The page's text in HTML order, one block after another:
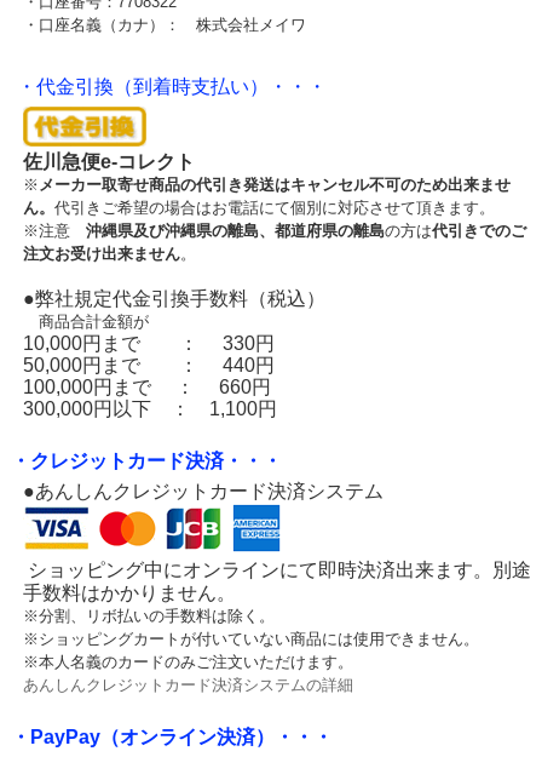
・口座名義（カナ）： 株式会社メイワ
・代金引換（到着時支払い）・・・
佐川急便e-コレクト
※ メーカー取寄せ商品の代引き発送はキャンセル不可のため出来ませ
ん。 代引きご希望の場合はお電話にて個別に対応させて頂きます。
※注意 沖縄県及び沖縄県の離島、都道府県の離島の方は代引きでのご
注文お受け出来ません。
●弊社規定代金引換手数料（税込）
商品合計金額が
10,000円まで ： 330円
50,000円まで ： 440円
100,000円まで ： 660円
300,000円以下 ： 1,100円
・クレジットカード決済・・・
●あんしんクレジットカード決済システム
ショッピング中にオンラインにて即時決済出来ます。別途
手数料はかかりません。
※分割、リボ払いの手数料は除く。
※ショッピングカートが付いていない商品には使用できません。
※本人名義のカードのみご注文いただけます。
あんしんクレジットカード決済システムの詳細
・PayPay（オンライン決済）・・・